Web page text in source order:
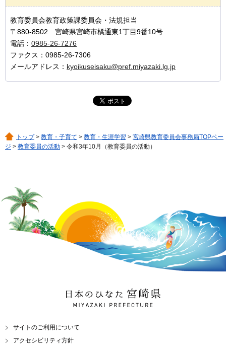
教育委員会教育政策課委員会・法規担当
〒880-8502 宮崎県宮崎市橘通東1丁目9番10号
電話： 0985-26-7276
ファクス：0985-26-7306
メールアドレス： kyoikuseisaku@pref.miyazaki.lg.jp
トップ> 教育・子育て > 教育・生涯学習 > 宮崎県教育委員会事務局TOPペー
ジ > 教育委員の活動 > 令和3年10月（教育委員の活動）
日本のひなた 宮崎県
MIYAZAKI PREFECTURE
サイトのご利用について
アクセシビリティ方針